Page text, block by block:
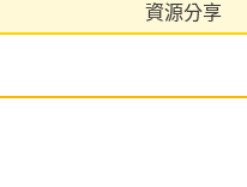
資源分享